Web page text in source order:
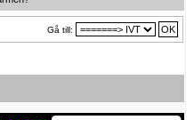
Gå till: